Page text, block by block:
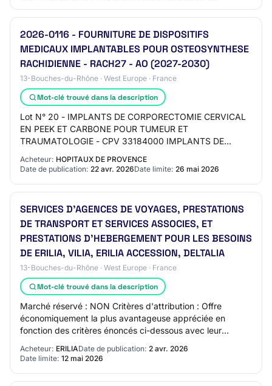
2026-0116 - FOURNITURE DE DISPOSITIFS
MEDICAUX IMPLANTABLES POUR OSTEOSYNTHESE
RACHIDIENNE - RACH27 - AO (2027-2030)
13-Bouches-du-Rhône · West Europe · France
Mot-clé trouvé dans la description
Lot N° 20 - IMPLANTS DE CORPORECTOMIE CERVICAL
EN PEEK ET CARBONE POUR TUMEUR ET
TRAUMATOLOGIE - CPV 33184000 IMPLANTS DE
POUR TUMEUR ET TRAUMATOLOGIE Coût e…
Acheteur: HOPITAUX DE PROVENCE
Date de publication: 22 avr. 2026Date limite: 26 mai 2026
SERVICES D'AGENCES DE VOYAGES, PRESTATIONS
DE TRANSPORT ET SERVICES ASSOCIES, ET
PRESTATIONS D'HEBERGEMENT POUR LES BESOINS
DE ERILIA, VILIA, ERILIA ACCESSION, DELTALIA
13-Bouches-du-Rhône · West Europe · France
Mot-clé trouvé dans la description
Marché réservé : NON Critères d'attribution : Offre
économiquement la plus avantageuse appréciée en
fonction des critères énoncés ci-dessous avec leur
Acheteur: ERILIADate de publication: 2 avr. 2026
Date limite: 12 mai 2026